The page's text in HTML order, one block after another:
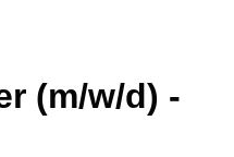
(m/w/d) -